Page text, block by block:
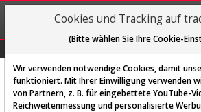
Diese Funktion ist
Cookies und Tracking auf
(Bitte wählen Sie Ihre Cookie-
Wir verwenden notwendige Cookies, damit
funktioniert. Mit Ihrer Einwilligung verwenden
von Partnern, z. B. für eingebettete YouTube-
Reichweitenmessung und personalisierte